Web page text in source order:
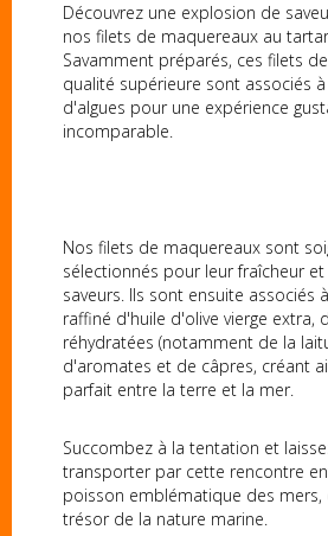
Découvrez une explosion de
nos filets de maquereaux au
Savamment préparés, ces filets
qualité supérieure sont associés
d'algues pour une expérience
incomparable.
Nos filets de maquereaux sont
sélectionnés pour leur fraîcheur
saveurs. Ils sont ensuite associés
raffiné d'huile d'olive vierge extra,
réhydratées (notamment de la
d'aromates et de câpres, créant
parfait entre la terre et la mer.
Succombez à la tentation et
transporter par cette rencontre
poisson emblématique des mers,
trésor de la nature marine.